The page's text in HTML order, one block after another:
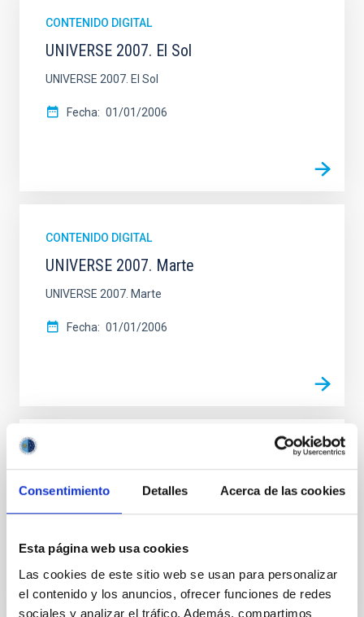
Consentimiento Detalles Acerca de las cookies
Esta página web usa cookies
Las cookies de este sitio web se usan para personalizar
el contenido y los anuncios, ofrecer funciones de redes
sociales y analizar el tráfico. Además, compartimos
CONTENIDO DIGITAL
UNIVERSE 2007. El Sol
UNIVERSE 2007. El Sol
Fecha 01/01/2006
CONTENIDO DIGITAL
UNIVERSE 2007. Marte
UNIVERSE 2007. Marte
Fecha 01/01/2006
Fecha 01/01/2006